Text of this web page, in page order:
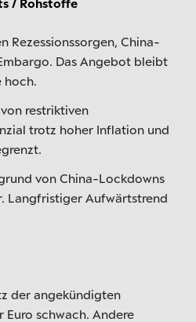
Rezessionssorgen, China-
Das Angebot bleibt
hoch.
restriktiven
trotz hoher Inflation und
von China-Lockdowns
Langfristiger Aufwärtstrend
der angekündigten
schwach. Andere